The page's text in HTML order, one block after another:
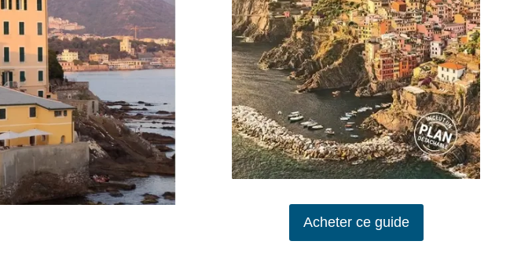
Acheter ce guide